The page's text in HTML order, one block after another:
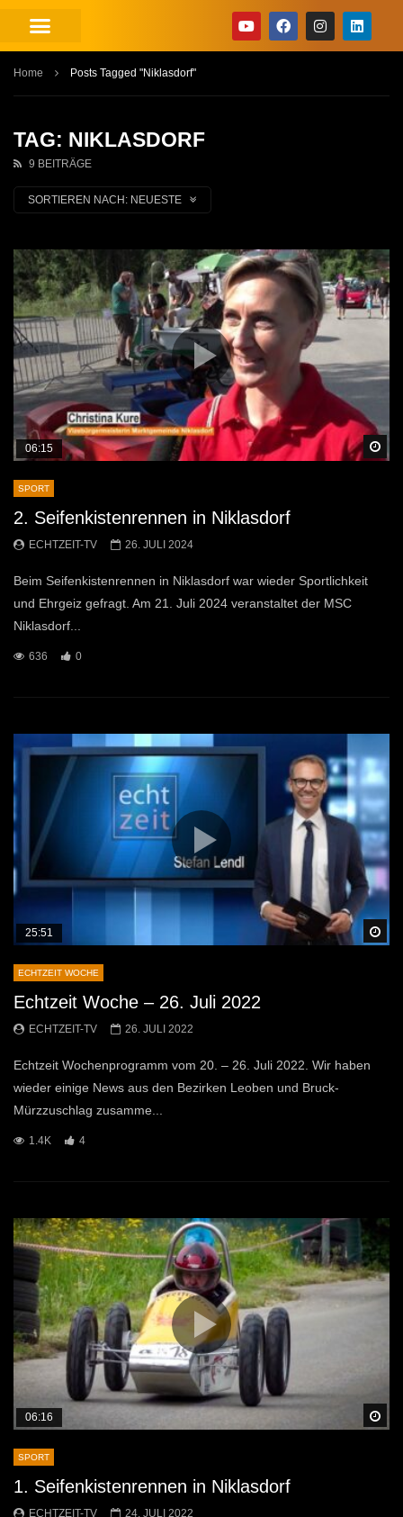
Home Posts Tagged "Niklasdorf"
TAG: NIKLASDORF
9 BEITRÄGE
SORTIEREN NACH: NEUESTE
06:15
SPORT
2. Seifenkistenrennen in Niklasdorf
ECHTZEIT-TV 26. JULI 2024
Beim Seifenkistenrennen in Niklasdorf war wieder Sportlichkeit
und Ehrgeiz gefragt. Am 21. Juli 2024 veranstaltet der MSC
Niklasdorf...
636 0
25:51
ECHTZEIT WOCHE
Echtzeit Woche – 26. Juli 2022
ECHTZEIT-TV 26. JULI 2022
Echtzeit Wochenprogramm vom 20. – 26. Juli 2022. Wir haben
wieder einige News aus den Bezirken Leoben und Bruck-
Mürzzuschlag zusamme...
1.4K 4
06:16
SPORT
1. Seifenkistenrennen in Niklasdorf
ECHTZEIT-TV 24. JULI 2022